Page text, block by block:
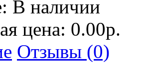
В наличии
цена: 0.00р.
Отзывы (0)